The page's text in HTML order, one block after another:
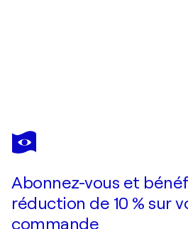
KATIA SLAVOVA
Summer sunset
Abonnez-vous et
réduction de 10 % sur
commande